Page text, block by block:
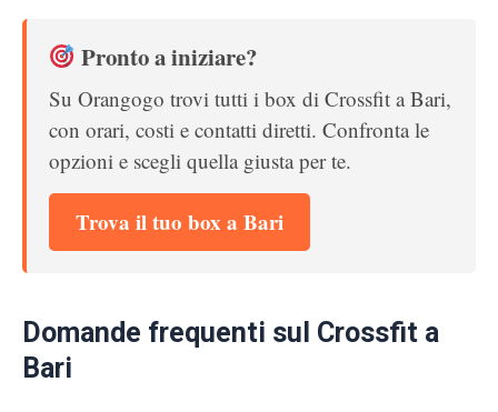
Pronto a iniziare?
Su Orangogo trovi tutti i box di Crossfit a Bari,
con orari, costi e contatti diretti. Confronta le
opzioni e scegli quella giusta per te.
Trova il tuo box a Bari
Domande frequenti sul Crossfit a
Bari